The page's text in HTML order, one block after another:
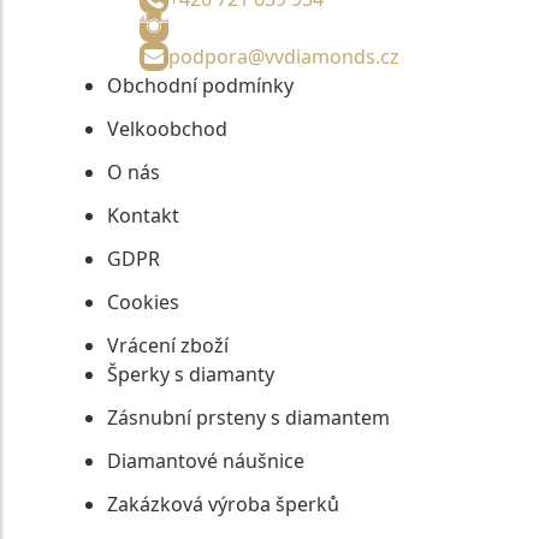
podpora@vvdiamonds.cz
Obchodní podmínky
Velkoobchod
O nás
Kontakt
GDPR
Cookies
Vrácení zboží
Šperky s diamanty
Zásnubní prsteny s diamantem
Diamantové náušnice
Zakázková výroba šperků